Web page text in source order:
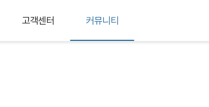
고객센터 커뮤니티